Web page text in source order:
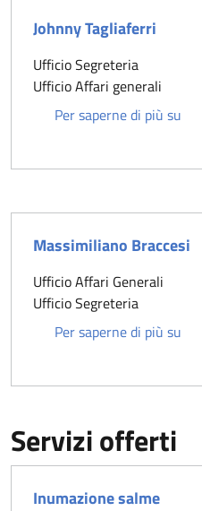
Johnny Tagliaferri
Ufficio Segreteria
Ufficio Affari generali
Per saperne di più su
Massimiliano Braccesi
Ufficio Affari Generali
Ufficio Segreteria
Per saperne di più su
Servizi offerti
Inumazione salme